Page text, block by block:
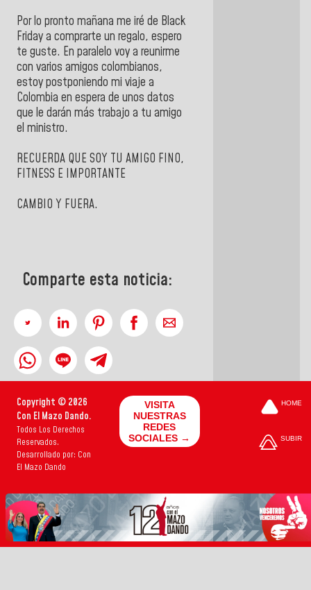
Por lo pronto mañana me iré de Black
Friday a comprarte un regalo, espero
te guste. En paralelo voy a reunirme
con varios amigos colombianos,
estoy postponiendo mi viaje a
Colombia en espera de unos datos
que le darán más trabajo a tu amigo
el ministro.
RECUERDA QUE SOY TU AMIGO FINO,
FITNESS E IMPORTANTE
CAMBIO Y FUERA.
Comparte esta noticia:
Copyright © 2026
Con El Mazo Dando.
Todos Los Derechos
Reservados.
Desarrollado por: Con
El Mazo Dando
VISITA
NUESTRAS
REDES
SOCIALES →
HOME
SUBIR